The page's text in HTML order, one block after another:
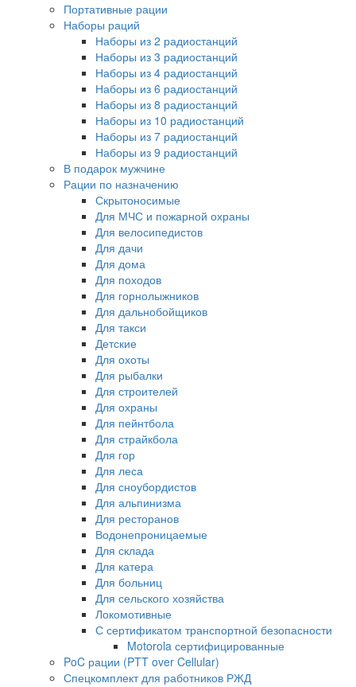
Портативные рации
Наборы раций
Наборы из 2 радиостанций
Наборы из 3 радиостанций
Наборы из 4 радиостанций
Наборы из 6 радиостанций
Наборы из 8 радиостанций
Наборы из 10 радиостанций
Наборы из 7 радиостанций
Наборы из 9 радиостанций
В подарок мужчине
Рации по назначению
Скрытоносимые
Для МЧС и пожарной охраны
Для велосипедистов
Для дачи
Для дома
Для походов
Для горнолыжников
Для дальнобойщиков
Для такси
Детские
Для охоты
Для рыбалки
Для строителей
Для охраны
Для пейнтбола
Для страйкбола
Для гор
Для леса
Для сноубордистов
Для альпинизма
Для ресторанов
Водонепроницаемые
Для склада
Для катера
Для больниц
Для сельского хозяйства
Локомотивные
С сертификатом транспортной безопасности
Motorola сертифицированные
PoC рации (PTT over Cellular)
Спецкомплект для работников РЖД